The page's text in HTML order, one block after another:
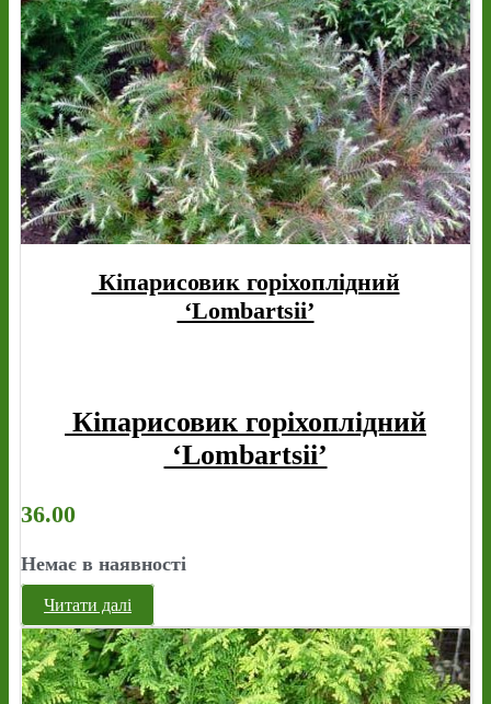
Кіпарисовик горіхоплідний
‘Lombartsii’
Кіпарисовик горіхоплідний
‘Lombartsii’
36.00
Немає в наявності
Читати далі